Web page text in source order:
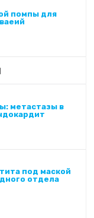
помпы для
метастазы в
под маской
отдела